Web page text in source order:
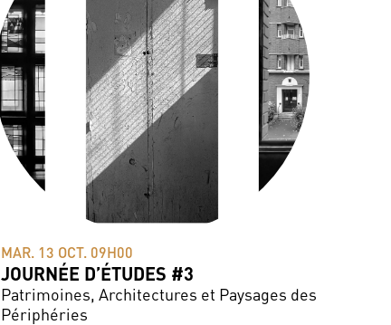
MAR. 13 OCT. 09H00
JOURNÉE D’ÉTUDES #3
Patrimoines, Architectures et Paysages des
Périphéries